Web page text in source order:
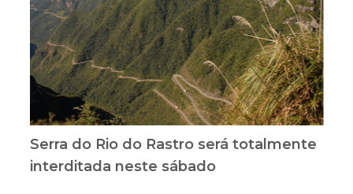
Serra do Rio do Rastro será totalmente
interditada neste sábado